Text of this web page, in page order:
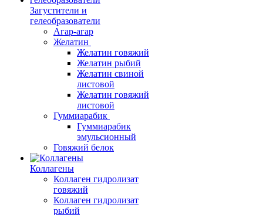
Загустители и
гелеобразователи
Агар-агар
Желатин
Желатин говяжий
Желатин рыбий
Желатин свиной
листовой
Желатин говяжий
листовой
Гуммиарабик
Гуммиарабик
эмульсионный
Говяжий белок
Коллагены
Коллаген гидролизат
говяжий
Коллаген гидролизат
рыбий